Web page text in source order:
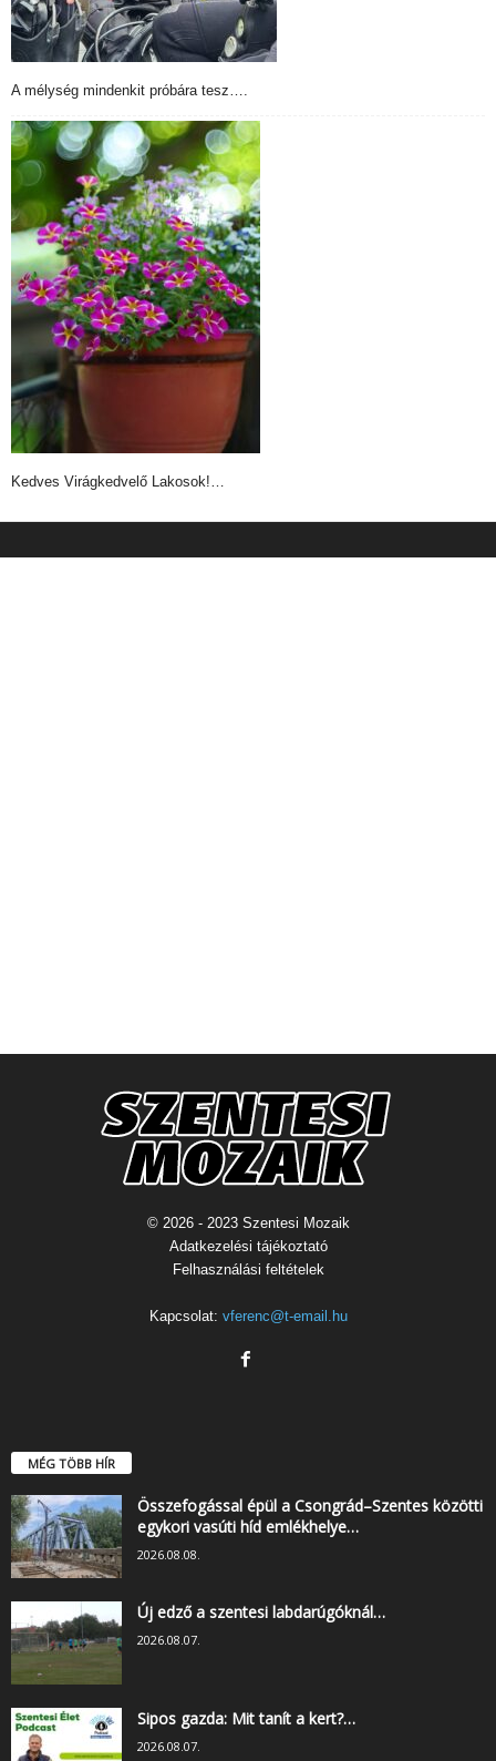
A mélység mindenkit próbára tesz….
Kedves Virágkedvelő Lakosok!…
© 2026 - 2023 Szentesi Mozaik
Adatkezelési tájékoztató
Felhasználási feltételek
Kapcsolat: vferenc@t-email.hu
MÉG TÖBB HÍR
Összefogással épül a Csongrád–Szentes közötti
egykori vasúti híd emlékhelye…
2026.08.08.
Új edző a szentesi labdarúgóknál…
2026.08.07.
Sipos gazda: Mit tanít a kert?…
2026.08.07.